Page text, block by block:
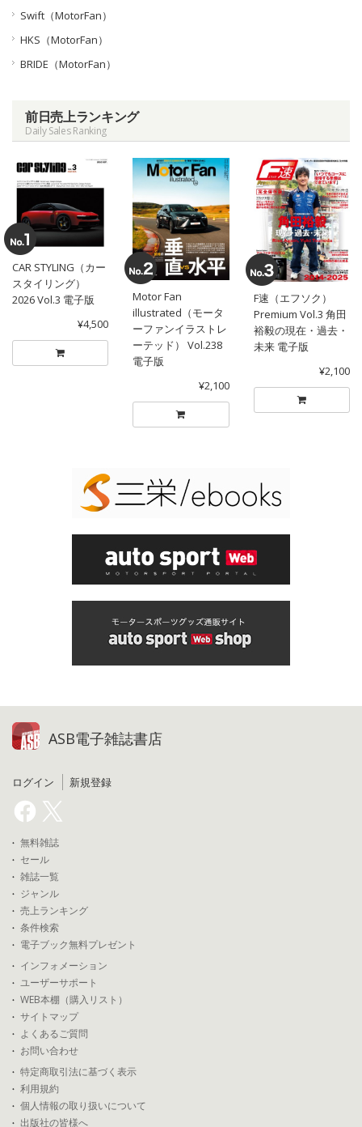
Swift（MotorFan）
HKS（MotorFan）
BRIDE（MotorFan）
前日売上ランキング
Daily Sales Ranking
CAR STYLING（カー
スタイリング）
2026 Vol.3 電子版
¥4,500
Motor Fan
illustrated（モータ
ーファンイラストレ
ーテッド） Vol.238
電子版
¥2,100
F速（エフソク）
Premium Vol.3 角田
裕毅の現在・過去・
未来 電子版
¥2,100
ASB電子雑誌書店
ログイン 新規登録
無料雑誌
セール
雑誌一覧
ジャンル
売上ランキング
条件検索
電子ブック無料プレゼント
インフォメーション
ユーザーサポート
WEB本棚（購入リスト）
サイトマップ
よくあるご質問
お問い合わせ
特定商取引法に基づく表示
利用規約
個人情報の取り扱いについて
出版社の皆様へ